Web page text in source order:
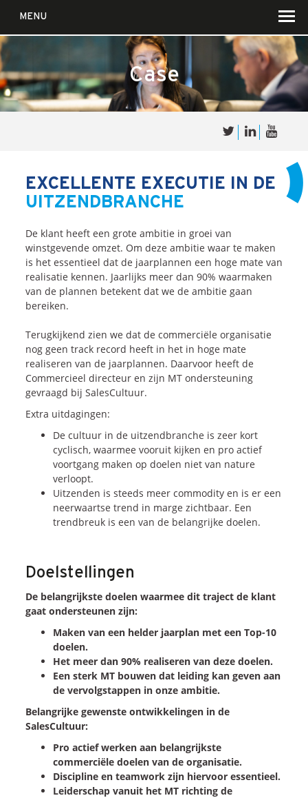
MENU
Waar wij in geloven …
Voor wie?
Iets over joúw SalesCultuur
De partners
Onze dienstverlening
Commerciële diagnoses
(Sales)Cultuurtransformaties
DiagnosewinnendeTenders
EenwinnendeTender
Grip
op jeToekomst
LeiderschapbijTransformatie
Programma Management
RolleninSales
DevelopmentProgramma
Inspiratie
Vlogs
Cases
Neem Contact op
Contact
Inschrijven SalesCultuur-nieuws
Case
EXCELLENTE EXECUTIE IN DE
UITZENDBRANCHE
De klant heeft een grote ambitie in groei van
winstgevende omzet. Om deze ambitie waar te maken
is het essentieel dat de jaarplannen een hoge mate van
realisatie kennen. Jaarlijks meer dan 90% waarmaken
van de plannen betekent dat we de ambitie gaan
bereiken.
Terugkijkend zien we dat de commerciële organisatie
nog geen track record heeft in het in hoge mate
realiseren van de jaarplannen. Daarvoor heeft de
Commercieel directeur en zijn MT ondersteuning
gevraagd bij SalesCultuur.
Extra uitdagingen:
De cultuur in de uitzendbranche is zeer kort
cyclisch, waarmee vooruit kijken en pro actief
voortgang maken op doelen niet van nature
verloopt.
Uitzenden is steeds meer commodity en is er een
neerwaartse trend in marge zichtbaar. Een
trendbreuk is een van de belangrijke doelen.
Doelstellingen
De belangrijkste doelen waarmee dit traject de klant
gaat ondersteunen zijn:
Maken van een helder jaarplan met een Top-10
doelen.
Het meer dan 90% realiseren van deze doelen.
Een sterk MT bouwen dat leiding kan geven aan
de vervolgstappen in onze ambitie.
Belangrijke gewenste ontwikkelingen in de
SalesCultuur:
Pro actief werken aan belangrijkste
commerciële doelen van de organisatie.
Discipline en teamwork zijn hiervoor essentieel.
Leiderschap vanuit het MT richting de